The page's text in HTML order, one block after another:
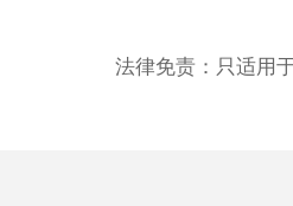
法律免责：只适用